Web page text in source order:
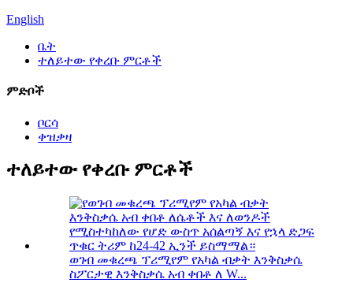
English
ቤት
ተለይተው የቀረቡ ምርቶች
ምድቦች
ቦርሳ
ቀዝቃዛ
ተለይተው የቀረቡ ምርቶች
ወገብ መቁረጫ ፕሪሚየም የአካል ብቃት እንቅስቃሴ
ስፖርታዊ እንቅስቃሴ አብ ቀበቶ ለ W...